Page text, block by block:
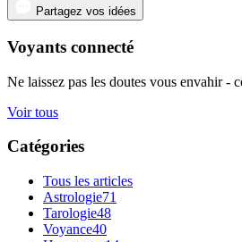
Partagez vos idées
Voyants connecté
Ne laissez pas les doutes vous envahir -
Voir tous
Catégories
Tous les articles
Astrologie71
Tarologie48
Voyance40